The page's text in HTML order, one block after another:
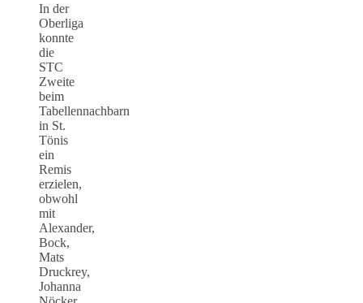
In der
Oberliga
konnte
die
STC
Zweite
beim
Tabellennachbarn
in St.
Tönis
ein
Remis
erzielen,
obwohl
mit
Alexander,
Bock,
Mats
Druckrey,
Johanna